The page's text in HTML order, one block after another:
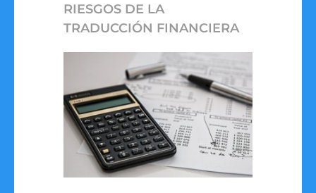
RIESGOS DE LA
TRADUCCIÓN FINANCIERA